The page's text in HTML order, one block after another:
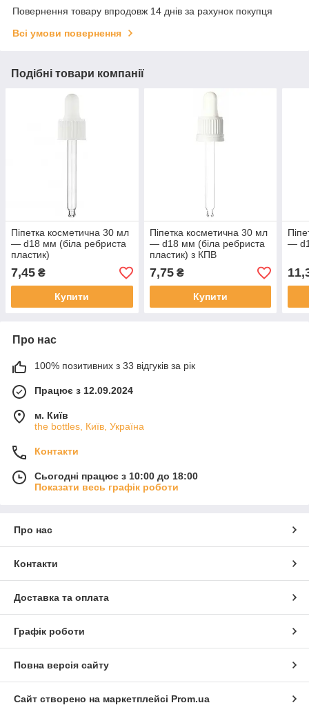
Повернення товару впродовж 14 днів за рахунок покупця
Всі умови повернення
Подібні товари компанії
Піпетка косметична 30 мл
— d18 мм (біла ребриста
пластик)
7,45 ₴
Купити
Піпетка косметична 30 мл
— d18 мм (біла ребриста
пластик) з КПВ
7,75₴
Купити
—
Про нас
100% позитивних з 33 відгуків за рік
Працює з 12.09.2024
м. Київ
the bottles, Київ, Україна
Контакти
Сьогодні працює з 10:00 до 18:00
Показати весь графік роботи
Про нас
Контакти
Доставка та оплата
Графік роботи
Повна версія сайту
Сайт створено на маркетплейсі Prom.ua